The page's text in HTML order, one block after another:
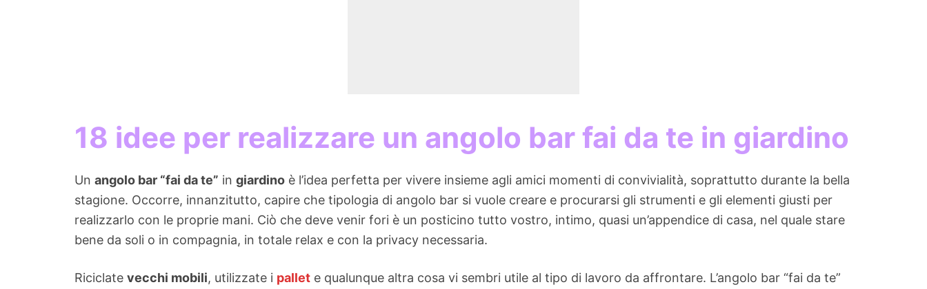
18 idee per realizzare un angolo bar fai da te in giardino
Un angolo bar “fai da te” in giardino è l’idea perfetta per vivere insieme agli amici momenti di convivialità, soprattutto durante la bella
stagione. Occorre, innanzitutto, capire che tipologia di angolo bar si vuole creare e procurarsi gli strumenti e gli elementi giusti per
realizzarlo con le proprie mani. Ciò che deve venir fori è un posticino tutto vostro, intimo, quasi un’appendice di casa, nel quale stare
bene da soli o in compagnia, in totale relax e con la privacy necessaria.
Riciclate vecchi mobili, utilizzate i pallet e qualunque altra cosa vi sembri utile al tipo di lavoro da affrontare. L’angolo bar “fai da te”